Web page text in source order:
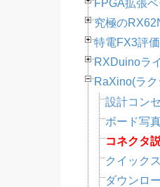
FPGA拡張
究極の
特電FX3評
RXDuinoラ
RaXino(ラ
設計コン
ボード写
コネクタ
クイック
ダウンロ